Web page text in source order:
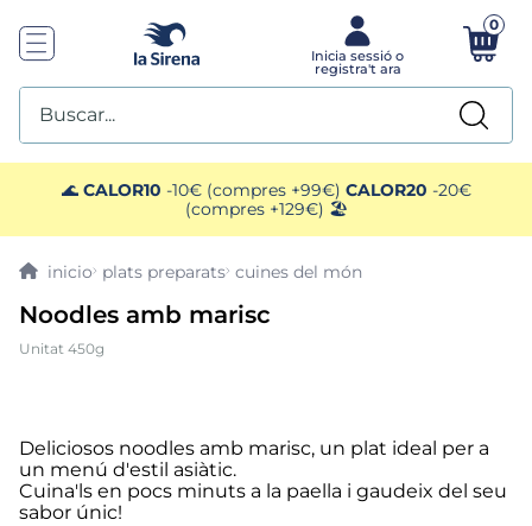
0
Buscar...
🌊 CALOR10 -10€ (compres +99€) CALOR20 -20€
(compres +129€) 🏖️
plats preparats cuines del món
Noodles amb marisc
Unitat 450g
Deliciosos noodles amb marisc, un plat ideal per a
un menú d'estil asiàtic.
Cuina'ls en pocs minuts a la paella i gaudeix del seu
sabor únic!
TOP SEARCHES
1. mejillones
3 mango
5. ensaladilla